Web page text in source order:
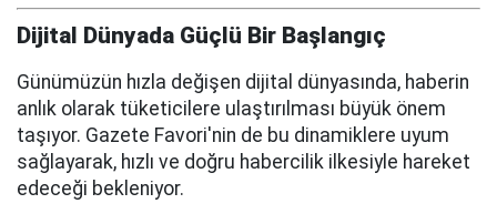
Dijital Dünyada Güçlü Bir Başlangıç
Günümüzün hızla değişen dijital dünyasında, haberin
anlık olarak tüketicilere ulaştırılması büyük önem
taşıyor. Gazete Favori'nin de bu dinamiklere uyum
sağlayarak, hızlı ve doğru habercilik ilkesiyle hareket
edeceği bekleniyor.